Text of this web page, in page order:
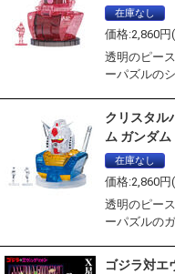
在庫なし
2,860
透明のピー
ーパズルの
クリスタル
ム ガンダム
在庫なし
2,860
透明のピー
ーパズルの
ゴジラ対エ